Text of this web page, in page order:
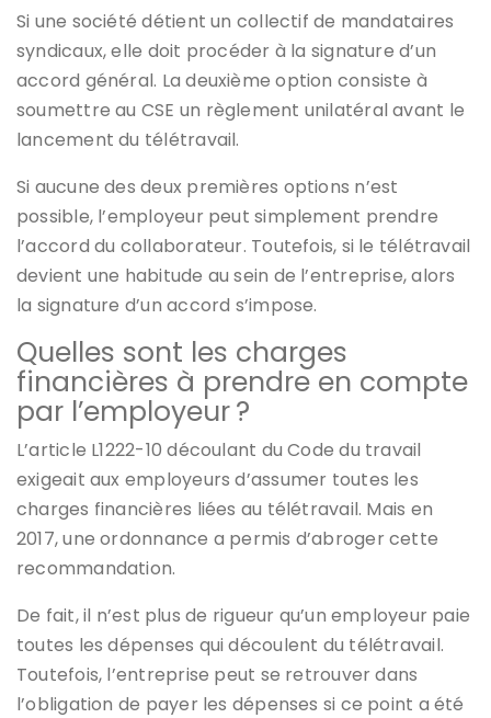
Si une société détient un collectif de mandataires
syndicaux, elle doit procéder à la signature d’un
accord général. La deuxième option consiste à
soumettre au CSE un règlement unilatéral avant le
lancement du télétravail.
Si aucune des deux premières options n’est
possible, l’employeur peut simplement prendre
l’accord du collaborateur. Toutefois, si le télétravail
devient une habitude au sein de l’entreprise, alors
la signature d’un accord s’impose.
Quelles sont les charges
financières à prendre en compte
par l’employeur ?
L’article L1222-10 découlant du Code du travail
exigeait aux employeurs d’assumer toutes les
charges financières liées au télétravail. Mais en
2017, une ordonnance a permis d’abroger cette
recommandation.
De fait, il n’est plus de rigueur qu’un employeur paie
toutes les dépenses qui découlent du télétravail.
Toutefois, l’entreprise peut se retrouver dans
l’obligation de payer les dépenses si ce point a été